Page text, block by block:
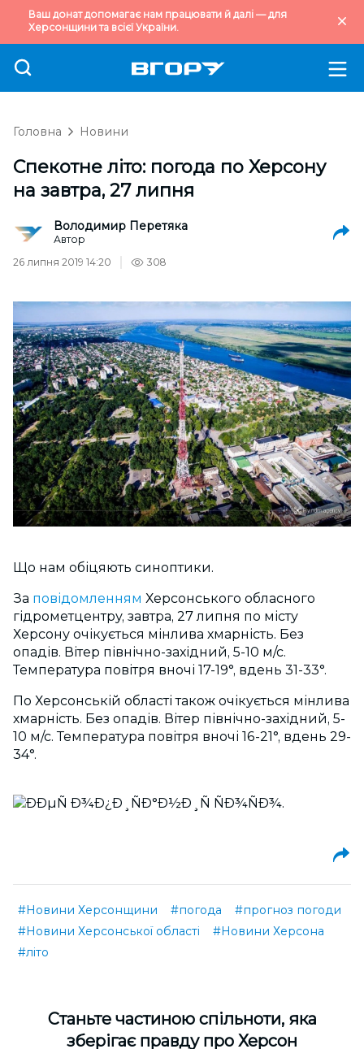
Ваш донат допомагає нам працювати й далі — для
Херсонщини та всієї України.
Головна Новини
Спекотне літо: погода по Херсону
на завтра, 27 липня
Володимир Перетяка
Автор
26 липня 2019 14:20
308
Що нам обіцяють синоптики.
За повідомленням Херсонського обласного
гідрометцентру, завтра, 27 липня по місту
Херсону очікується мінлива хмарність. Без
опадів. Вітер північно-західний, 5-10 м/с.
Температура повітря вночі 17-19°, вдень 31-33°.
По Херсонській області також очікується мінлива
хмарність. Без опадів. Вітер північно-західний, 5-
10 м/с. Температура повітря вночі 16-21°, вдень 29-
34°.
#Новини Херсонщини #погода
#прогноз погоди
#Новини Херсонської області
#Новини Херсона
#літо
Cтаньте частиною спільноти, яка
зберігає правду про Херсон